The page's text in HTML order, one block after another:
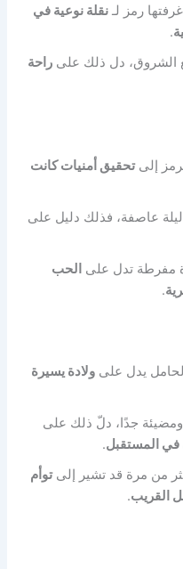
رمز لـنقلة نوعية في
.
الشروق، دل ذلك علىراحة
إلىتحقيق أمنيات كانت
عاصفة، فذلك دليل على
مفرطة تدل على الحب
.
يدل علىولادة يسيرة
جدًا، دلّ ذلك على
المستقبل.
من مرة قد تشير إلىتوأم
القريب.